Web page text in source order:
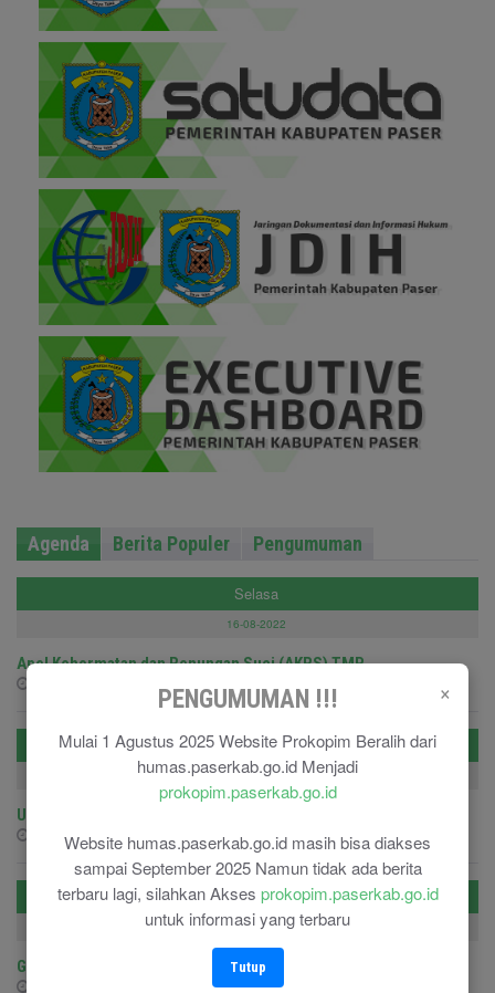
×
PENGUMUMAN !!!
Mulai 1 Agustus 2025 Website Prokopim Beralih dari
humas.paserkab.go.id Menjadi
prokopim.paserkab.go.id
Website humas.paserkab.go.id masih bisa diakses
sampai September 2025 Namun tidak ada berita
terbaru lagi, silahkan Akses prokopim.paserkab.go.id
untuk informasi yang terbaru
Tutup
Agenda Berita Populer Pengumuman
Selasa
16-08-2022
Apel Kehormatan dan Renungan Suci (AKRS) TMP
Senin
15-08-2022
Upacara Pengkuhan Anggota PASKIBRAKA
15-08-2022 - 15-08-2022
Senin
15-08-2022
Gerak Jalan